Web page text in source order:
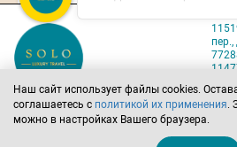
Наш сайт использует файлы cookies.
соглашаетесь с политикой их применения.
можно в настройках Вашего браузера.